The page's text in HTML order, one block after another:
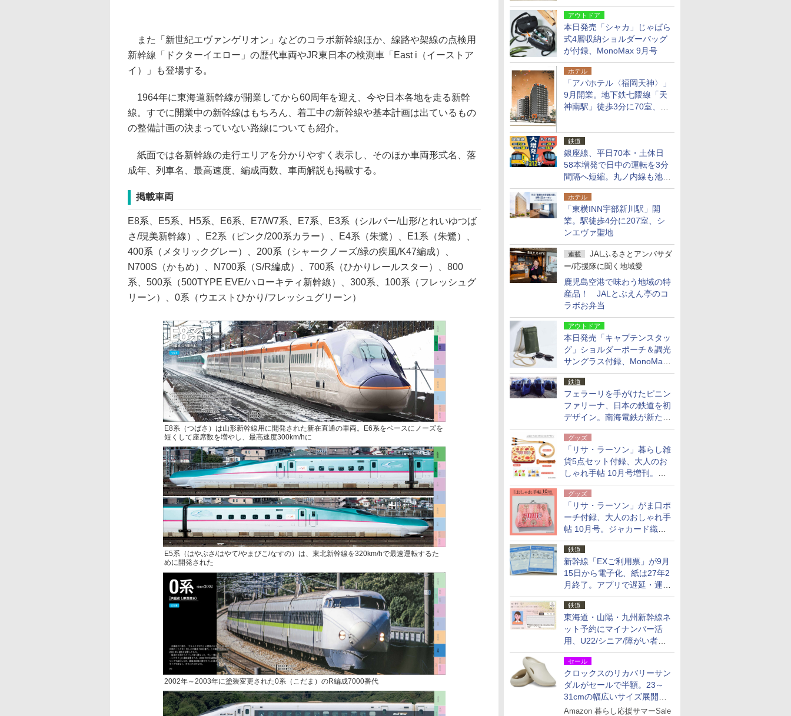
荷物、キャリーオンも可能
アウトドア
本日発売「シャカ」じゃばら
式4層収納ショルダーバッグ
が付録、MonoMax 9月号
ホテル
「アパホテル〈福岡天神〉」
9月開業。地下鉄七隈線「天
神南駅」徒歩3分に70室、エ
鉄道
銀座線、平日70本・土休日
58本増発で日中の運転を3分
間隔へ短縮。丸ノ内線も池袋
～中野坂上を4分間隔に
ホテル
「東横INN宇部新川駅」開
業。駅徒歩4分に207室、シ
ンエヴァ聖地
連載
JALふるさとアンバサダ
ー/応援隊に聞く地域愛
鹿児島空港で味わう地域の特
産品！ JALとぶえん亭のコ
ラボお弁当
アウトドア
本日発売「キャプテンスタッ
グ」ショルダーポーチ＆調光
サングラス付録、MonoMax
9月号増刊
鉄道
フェラーリを手がけたピニン
ファリーナ、日本の鉄道を初
デザイン。南海電鉄が新たな
「空港特急」をなにわ筋線へ
導入
グッズ
「リサ・ラーソン」暮らし雑
貨5点セット付録、大人のお
しゃれ手帖 10月号増刊。
USBケーブルや缶ケースなど
グッズ
「リサ・ラーソン」がま口ポ
ーチ付録、大人のおしゃれ手
帖 10月号。ジャカード織の
北欧猫デザイン
鉄道
新幹線「EXご利用票」が9月
15日から電子化、紙は27年2
月終了。アプリで遅延・運休
も確認可能に
鉄道
東海道・山陽・九州新幹線ネ
ット予約にマイナンバー活
用、U22/シニア/障がい者割
を9月15日から発売
セール
クロックスのリカバリーサン
ダルがセールで半額。23～
31cmの幅広いサイズ展開、
独自のクッション素材を採用
Amazon 暮らし応援サマーSale
また「新世紀エヴァンゲリオン」などのコラボ新幹線ほか、線路や架線の点検用
新幹線「ドクターイエロー」の歴代車両やJR東日本の検測車「East i（イーストア
イ）」も登場する。
1964年に東海道新幹線が開業してから60周年を迎え、今や日本各地を走る新幹
線。すでに開業中の新幹線はもちろん、着工中の新幹線や基本計画は出ているもの
の整備計画の決まっていない路線についても紹介。
紙面では各新幹線の走行エリアを分かりやすく表示し、そのほか車両形式名、落
成年、列車名、最高速度、編成両数、車両解説も掲載する。
掲載車両
E8系、E5系、H5系、E6系、E7/W7系、E7系、E3系（シルバー/山形/とれいゆつば
さ/現美新幹線）、E2系（ピンク/200系カラー）、E4系（朱鷺）、E1系（朱鷺）、
400系（メタリックグレー）、200系（シャークノーズ/緑の疾風/K47編成）、
N700S（かもめ）、N700系（S/R編成）、700系（ひかりレールスター）、800
系、500系（500TYPE EVE/ハローキティ新幹線）、300系、100系（フレッシュグ
リーン）、0系（ウエストひかり/フレッシュグリーン）
E8系（つばさ）は山形新幹線用に開発された新在直通の車両。E6系をベースにノーズを
短くして座席数を増やし、最高速度300km/hに
E5系（はやぶさ/はやて/やまびこ/なすの）は、東北新幹線を320km/hで最速運転するた
めに開発された
2002年～2003年に塗装変更された0系（こだま）のR編成7000番代